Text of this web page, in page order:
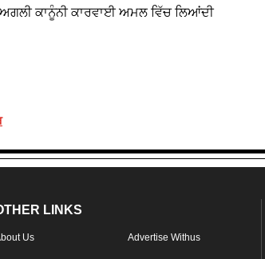
ਕਾਨੂੰਨੀ ਕਾਰਵਾਈ ਅਮਲ ਵਿੱਚ ਲਿਆਂਦੀ
LINKS
Us Advertise Withus